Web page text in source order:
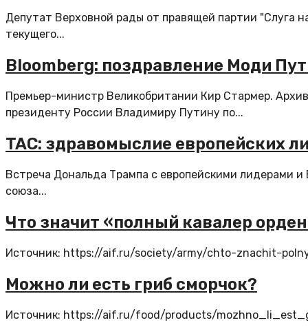
Депутат Верховной рады от правящей партии "Слуга
текущего...
Bloomberg: поздравление Моди
Премьер-министр Великобритании Кир Стармер.
президенту России Владимиру Путину по...
TAC: здравомыслие европейских
Встреча Дональда Трампа с европейскими лидерами
союза...
Что значит «полный кавалер
Источник: https://aif.ru/society/army/chto-znachit-
Можно ли есть гриб сморчок?
Источник: https://aif.ru/food/products/